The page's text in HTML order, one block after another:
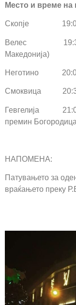
Место и време на
Скопје 19:00 h
Велес 19:30 h
Македонија)
Неготино 20:00
Смоквица 20:30
Гевгелија 21:00
премин
НАПОМЕНА:
Патувањето за
враќањето преку